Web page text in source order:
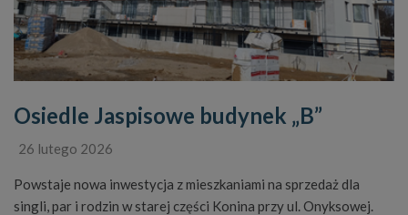
Osiedle Jaspisowe budynek „B”
26 lutego 2026
Powstaje nowa inwestycja z mieszkaniami na sprzedaż dla
singli, par i rodzin w starej części Konina przy ul. Onyksowej.